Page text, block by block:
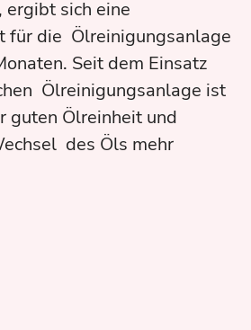
ergibt sich eine
für die Ölreinigungsanlage
Seit dem Einsatz
Ölreinigungsanlage ist
guten Ölreinheit und
des Öls mehr